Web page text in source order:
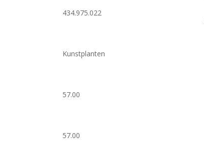
434.975.022
Kunstplanten
57.00
57.00